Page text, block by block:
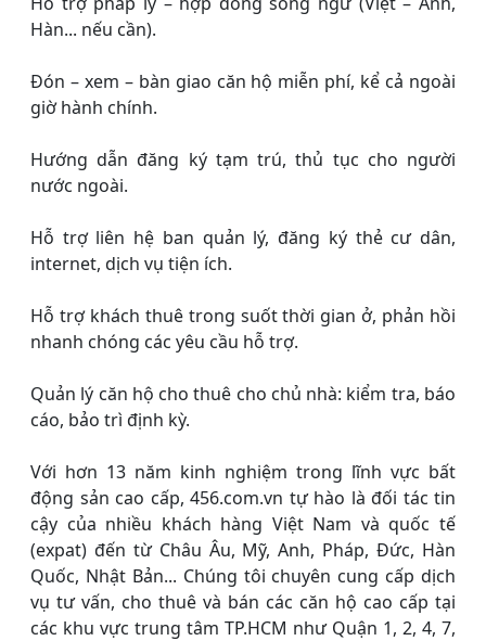
Hàn... nếu cần).
Đón – xem – bàn giao căn hộ miễn phí, kể cả ngoài
giờ hành chính.
Hướng dẫn đăng ký tạm trú, thủ tục cho người
nước ngoài.
Hỗ trợ liên hệ ban quản lý, đăng ký thẻ cư dân,
internet, dịch vụ tiện ích.
Hỗ trợ khách thuê trong suốt thời gian ở, phản hồi
nhanh chóng các yêu cầu hỗ trợ.
Quản lý căn hộ cho thuê cho chủ nhà: kiểm tra, báo
cáo, bảo trì định kỳ.
Với hơn 13 năm kinh nghiệm trong lĩnh vực bất
động sản cao cấp, 456.com.vn tự hào là đối tác tin
cậy của nhiều khách hàng Việt Nam và quốc tế
(expat) đến từ Châu Âu, Mỹ, Anh, Pháp, Đức, Hàn
Quốc, Nhật Bản... Chúng tôi chuyên cung cấp dịch
vụ tư vấn, cho thuê và bán các căn hộ cao cấp tại
các khu vực trung tâm TP.HCM như Quận 1, 2, 4, 7,